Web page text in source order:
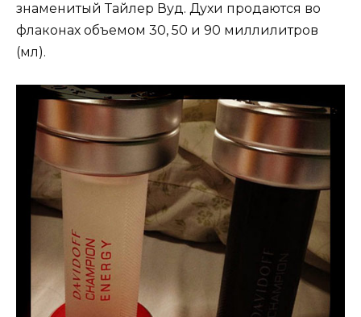
знаменитый Тайлер Вуд. Духи продаются во
флаконах объемом 30, 50 и 90 миллилитров
(мл).